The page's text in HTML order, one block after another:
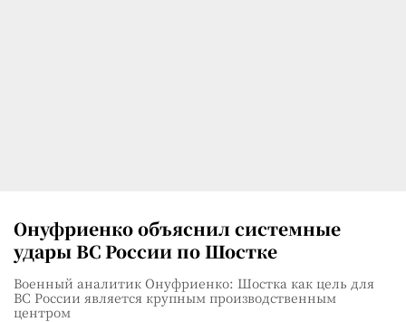
Онуфриенко объяснил системные
удары ВС России по Шостке
Военный аналитик Онуфриенко: Шостка как цель для
ВС России является крупным производственным
центром